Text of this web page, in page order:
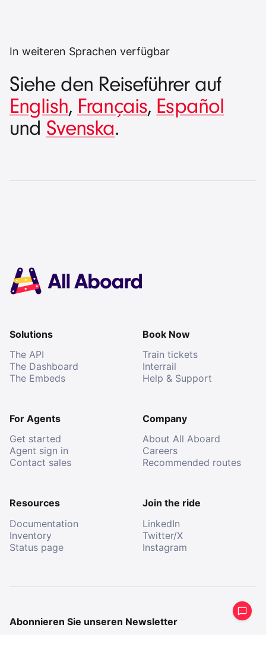
In weiteren Sprachen verfügbar
Siehe den Reiseführer auf
English, Français, Español
und Svenska.
Solutions
The API
The Dashboard
The Embeds
Book Now
Train tickets
Interrail
Help & Support
For Agents
Get started
Agent sign in
Contact sales
Company
About All Aboard
Careers
Recommended routes
Resources
Documentation
Inventory
Status page
Join the ride
LinkedIn
Twitter/X
Instagram
Abonnieren Sie unseren Newsletter